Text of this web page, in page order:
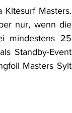
Kitesurf Masters.
nur, wenn die
mindestens 25
Standby-Event
Masters Sylt